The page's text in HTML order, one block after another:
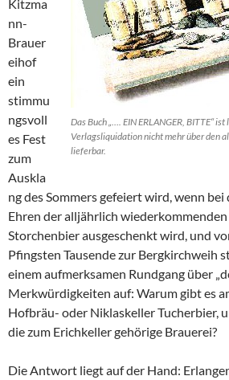
Das Buch „…. EIN ERLANGER, BITTE“
Verlagsliquidation nicht mehr über den
lieferbar.
Kitzma
nn-
Brauer
eihof
ein
stimmu
ngsvoll
es Fest
zum
Auskla
ng des Sommers gefeiert wird, wenn bei
Ehren der alljährlich wiederkommenden
Storchenbier ausgeschenkt wird, und
Pfingsten Tausende zur Bergkirchweih
einem aufmerksamen Rundgang über
Merkwürdigkeiten auf: Warum gibt es
Hofbräu- oder Niklaskeller Tucherbier,
die zum Erichkeller gehörige Brauerei?
Die Antwort liegt auf der Hand: